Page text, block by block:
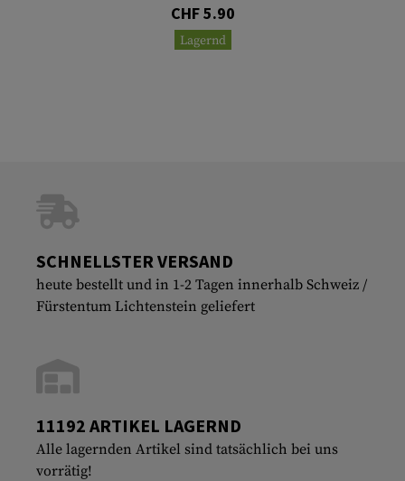
CHF 5.90
Lagernd
SCHNELLSTER VERSAND
heute bestellt und in 1-2 Tagen innerhalb Schweiz /
Fürstentum Lichtenstein geliefert
11192 ARTIKEL LAGERND
Alle lagernden Artikel sind tatsächlich bei uns
vorrätig!